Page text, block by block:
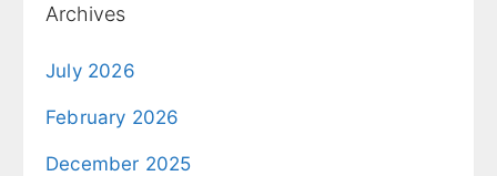
Archives
July 2026
February 2026
December 2025